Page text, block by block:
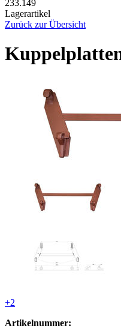
233.149
Lagerartikel
Zurück zur Übersicht
+2
Artikelnummer: